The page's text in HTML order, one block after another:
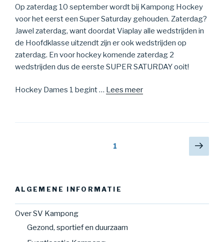
Op zaterdag 10 september wordt bij Kampong Hockey
voor het eerst een Super Saturday gehouden. Zaterdag?
Jawel zaterdag, want doordat Viaplay alle wedstrijden in
de Hoofdklasse uitzendt zijn er ook wedstrijden op
zaterdag. En voor hockey komende zaterdag 2
wedstrijden dus de eerste SUPER SATURDAY ooit!
Hockey Dames 1 begint … Lees meer
1
ALGEMENE INFORMATIE
Over SV Kampong
Gezond, sportief en duurzaam